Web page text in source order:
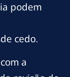
podem
cedo.
a